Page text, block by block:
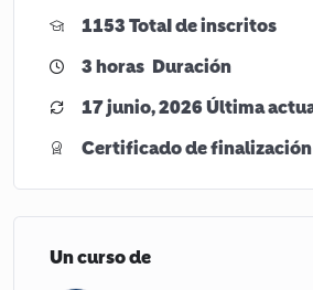
1153 TotaI de inscritos
3 horas Duración
17 junio, 2026 Última
Certificado de finalización
Un curso de